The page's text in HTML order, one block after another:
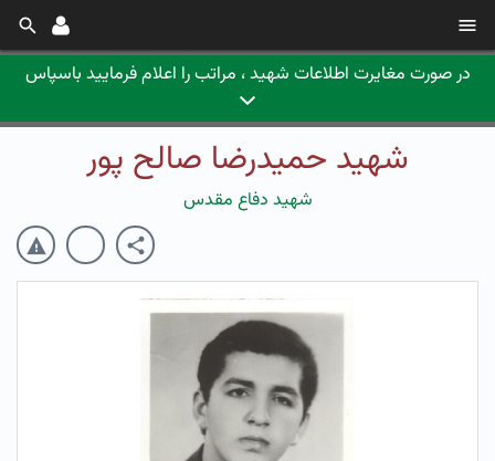
در صورت مغایرت اطلاعات شهید ، مراتب را اعلام فرمایید باسپاس
شهید حمیدرضا صالح پور
شهید دفاع مقدس